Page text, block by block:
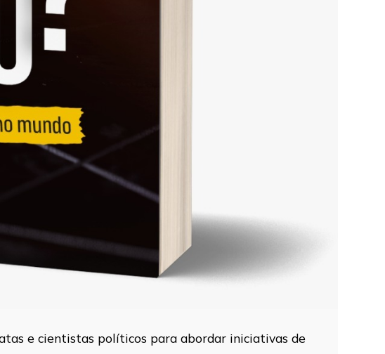
e cientistas políticos para abordar iniciativas de